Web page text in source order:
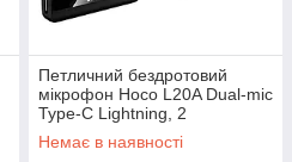
Петличний бездротовий
мікрофон Hoco L20A Dual-mic
Type-C Lightning, 2
мікрофони для телефона
блогера
Немає в наявності